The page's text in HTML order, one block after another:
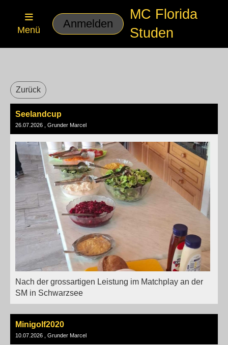
MC Florida
Studen
Anmelden
Menü
Zurück
Seelandcup
26.07.2026 , Grunder Marcel
Nach der grossartigen Leistung im Matchplay an der
SM in Schwarzsee
Minigolf2020
10.07.2026 , Grunder Marcel